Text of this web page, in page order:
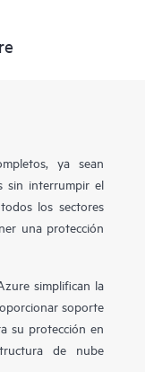
ya sean
sin interrumpir el
los sectores
una protección
simplifican la
soporte
su protección en
de nube